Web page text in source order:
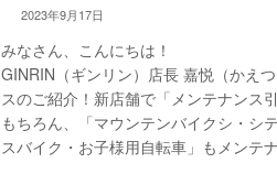
2023年9月17日
みなさん、こんにちは！
GINRIN（ギンリン）店長 嘉悦（かえ
スのご紹介！新店舗で「メンテナンス
もちろん、「マウンテンバイクシ・シ
スバイク・お子様用自転車」もメンテ